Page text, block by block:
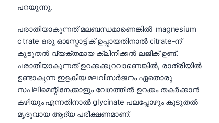
പറയുന്നു.
പരാതിയാകുന്നത് മലബന്ധമാണെങ്കിൽ, magnesium
citrate ഒരു ഓസ്മോട്ടിക് ഉപ്പായതിനാൽ citrate-ന്
കൂടുതൽ വ്യക്തമായ ക്ലിനിക്കൽ ലജിക് ഉണ്ട്.
പരാതിയാകുന്നത് ഉറക്കക്കുറവാണെങ്കിൽ, രാത്രിയിൽ
ഉണ്ടാകുന്ന ഇളകിയ മലവിസർജനം ഏതൊരു
സപ്ലിമെന്റിനേക്കാളും വേഗത്തിൽ ഉറക്കം തകർക്കാൻ
കഴിയും എന്നതിനാൽ glycinate പലപ്പോഴും കൂടുതൽ
മൃദുവായ ആദ്യ പരീക്ഷണമാണ്.